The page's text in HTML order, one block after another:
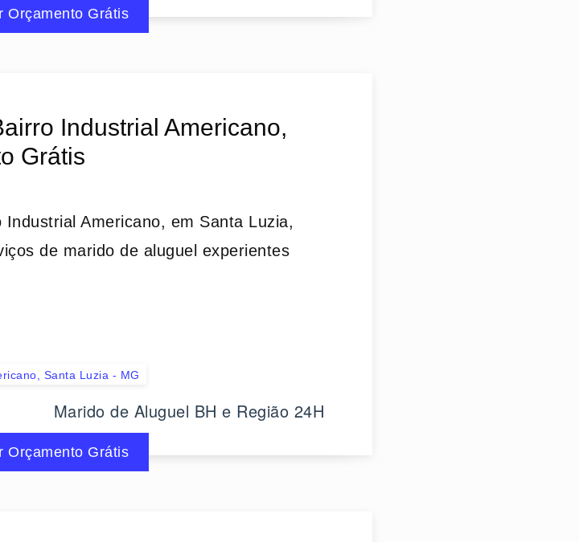
Orçamento Grátis
Industrial Americano,
Grátis
Americano, em Santa Luzia,
de marido de aluguel experientes
Santa Luzia - MG
Marido de Aluguel BH e Região 24H
Orçamento Grátis